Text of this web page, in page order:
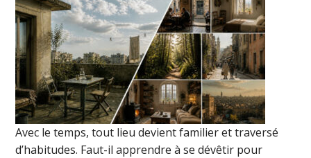
Avec le temps, tout lieu devient familier et traversé
d’habitudes. Faut-il apprendre à se dévêtir pour